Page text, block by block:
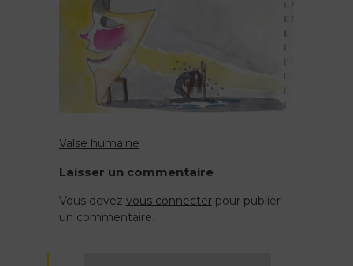
nous
portons
Navigation
de
l’article
Valse humaine
Laisser un commentaire
Vous devez vous connecterpour publier
un commentaire.